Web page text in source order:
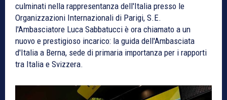
culminati nella rappresentanza dell'Italia presso le
Organizzazioni Internazionali di Parigi, S.E.
l'Ambasciatore Luca Sabbatucci è ora chiamato a un
nuovo e prestigioso incarico: la guida dell'Ambasciata
d'Italia a Berna, sede di primaria importanza per i rapporti
tra Italia e Svizzera.